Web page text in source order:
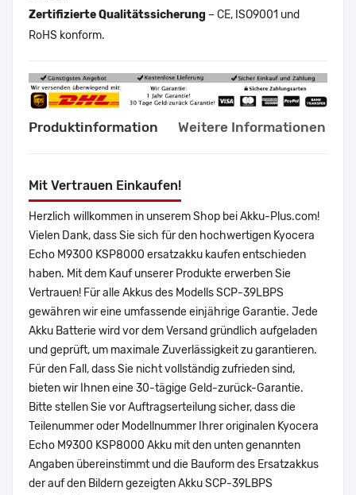
Zertifizierte Qualitätssicherung – CE, ISO9001 und
RoHS konform.
Produktinformation Weitere Informationen
Mit Vertrauen Einkaufen!
Herzlich willkommen in unserem Shop bei Akku-Plus.com!
Vielen Dank, dass Sie sich für den hochwertigen Kyocera
Echo M9300 KSP8000 ersatzakku kaufen entschieden
haben. Mit dem Kauf unserer Produkte erwerben Sie
Vertrauen! Für alle Akkus des Modells SCP-39LBPS
gewähren wir eine umfassende einjährige Garantie. Jede
Akku Batterie wird vor dem Versand gründlich aufgeladen
und geprüft, um maximale Zuverlässigkeit zu garantieren.
Für den Fall, dass Sie nicht vollständig zufrieden sind,
bieten wir Ihnen eine 30-tägige Geld-zurück-Garantie.
Bitte stellen Sie vor Auftragserteilung sicher, dass die
Teilenummer oder Modellnummer Ihrer originalen Kyocera
Echo M9300 KSP8000 Akku mit den unten genannten
Angaben übereinstimmt und die Bauform des Ersatzakkus
der auf den Bildern gezeigten Akku SCP-39LBPS